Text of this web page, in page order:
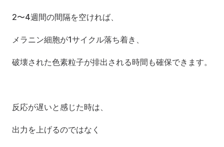
2〜4週間の間隔を空ければ、
メラニン細胞が1サイクル落ち着き、
破壊された色素粒子が排出される時間も確保できます。
反応が遅いと感じた時は、
出力を上げるのではなく